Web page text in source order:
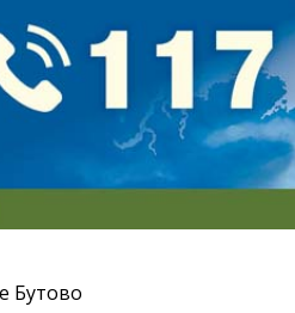
Бутово